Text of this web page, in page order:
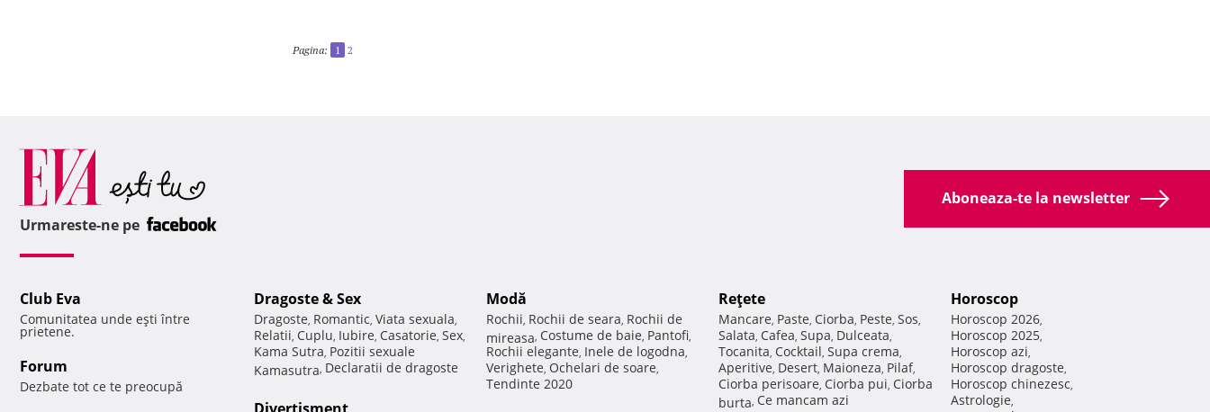
Pagina: 1 2
Aboneaza-te la newsletter
Urmareste-ne pe
Club Eva
Comunitatea unde eşti între
prietene.
Forum
Dezbate tot ce te preocupă
Dragoste & Sex
Dragoste, Romantic, Viata sexuala,
Relatii, Cuplu, Iubire, Casatorie, Sex,
Kama Sutra, Pozitii sexuale
Kamasutra, Declaratii de dragoste
Modă
Rochii, Rochii de seara, Rochii de
mireasa, Costume de baie, Pantofi,
Rochii elegante, Inele de logodna,
Verighete, Ochelari de soare,
Tendinte 2020
Reţete
Mancare, Paste, Ciorba, Peste, Sos,
Salata, Cafea, Supa, Dulceata,
Tocanita, Cocktail, Supa crema,
Aperitive, Desert, Maioneza, Pilaf,
Ciorba perisoare, Ciorba pui, Ciorba
burta, Ce mancam azi
Horoscop
Horoscop 2026,
Horoscop 2025,
Horoscop azi,
Horoscop dragoste,
Horoscop chinezesc,
Astrologie,